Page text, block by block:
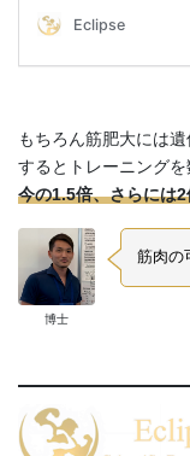
もちろん筋肥大には
するとトレーニングを
今の1.5倍、さらには
博士
筋肉の